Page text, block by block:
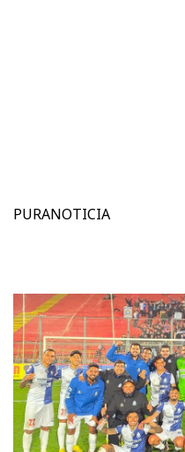
PURANOTICIA